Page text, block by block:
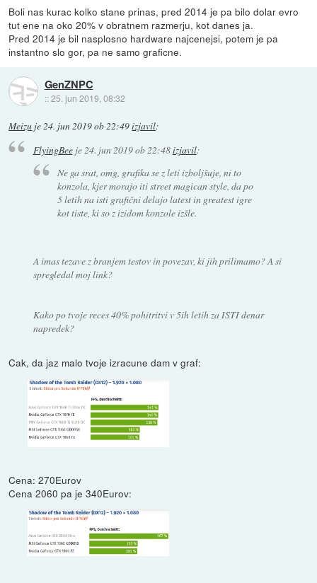
Boli nas kurac kolko stane prinas, pred 2014 je pa bilo dolar evro
tut ene na oko 20% v obratnem razmerju, kot danes ja.
Pred 2014 je bil nasplosno hardware najcenejsi, potem je pa
instantno slo gor, pa ne samo graficne.
GenZNPC
::25. jun 2019, 08:32
Meizu je24. jun 2019 ob 22:49izjavil:
FlyingBeeje 24. jun 2019 ob 22:48izjavil:
Ne ga srat, omg, grafika se z leti izboljšuje, ni to
konzola, kjer morajo iti street magican style, da po
5 letih na isti grafični delajo latest in greatest igre
kot tiste, ki so z izidom konzole izšle.
A imas tezave z branjem testov in povezav, ki jih prilimamo? A si
spregledal moj link?
Kako po tvoje reces 40% pohitritvi v 5ih letih za ISTI denar
napredek?
Cak, da jaz malo tvoje izracune dam v graf:
Cena: 270Eurov
Cena 2060 pa je 340Eurov: